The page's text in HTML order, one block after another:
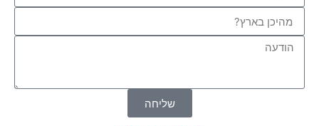
שליחה